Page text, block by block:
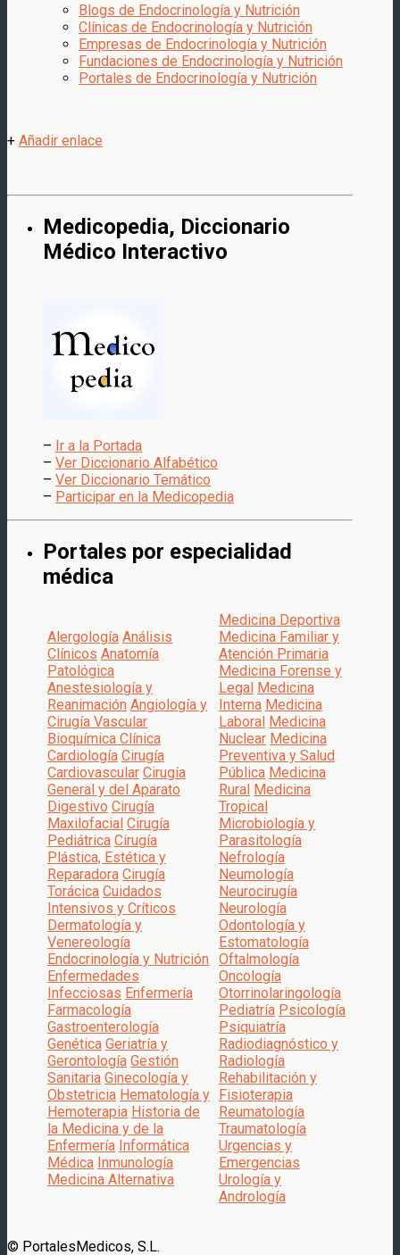
Blogs de Endocrinología y Nutrición
Clínicas de Endocrinología y Nutrición
Empresas de Endocrinología y Nutrición
Fundaciones de Endocrinología y Nutrición
Portales de Endocrinología y Nutrición
+ Añadir enlace
Medicopedia, Diccionario
Médico Interactivo
– Ir a la Portada
– Ver Diccionario Alfabético
– Ver Diccionario Temático
– Participar en la Medicopedia
Portales por especialidad
médica
Alergología Análisis
Clínicos Anatomía
Patológica
Anestesiología y
Reanimación Angiología y
Cirugía Vascular
Bioquímica Clínica
Cardiología Cirugía
Cardiovascular Cirugía
General y del Aparato
Digestivo Cirugía
Maxilofacial Cirugía
Pediátrica Cirugía
Plástica, Estética y
Reparadora Cirugía
Torácica Cuidados
Intensivos y Críticos
Dermatología y
Venereología
Endocrinología y Nutrición
Enfermedades
Infecciosas Enfermería
Farmacología
Gastroenterología
Genética Geriatría y
Gerontología Gestión
Sanitaria Ginecología y
Obstetricia Hematología y
Hemoterapia Historia de
la Medicina y de la
Enfermería Informática
Médica Inmunología
Medicina Alternativa
Medicina Deportiva
Medicina Familiar y
Atención Primaria
Medicina Forense y
Legal Medicina
Interna Medicina
Laboral Medicina
Nuclear Medicina
Preventiva y Salud
Pública Medicina
Rural Medicina
Tropical
Microbiología y
Parasitología
Nefrología
Neumología
Neurocirugía
Neurología
Odontología y
Estomatología
Oftalmología
Oncología
Otorrinolaringología
Pediatría Psicología
Psiquiatría
Radiodiagnóstico y
Radiología
Rehabilitación y
Fisioterapia
Reumatología
Traumatología
Urgencias y
Emergencias
Urología y
Andrología
© PortalesMedicos, S.L.